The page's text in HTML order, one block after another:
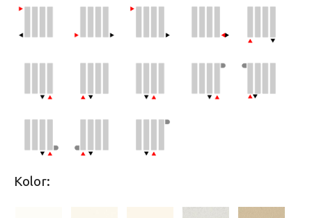
Kolor: